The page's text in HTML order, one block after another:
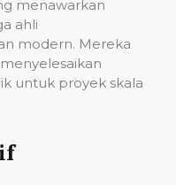
menawarkan
ahli
modern. Mereka
untuk proyek skala